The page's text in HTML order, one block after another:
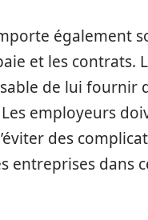
également
et les contrats.
de lui fournir
employeurs
des
dans